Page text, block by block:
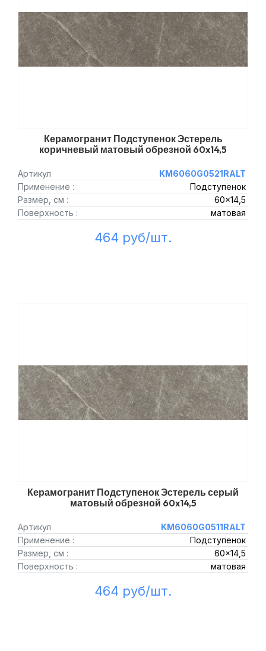
Керамогранит Подступенок Эстерель
коричневый матовый обрезной 60x14,5
Артикул
KM6060G0521RALT
Применение :
Подступенок
Размер, см :
60x14,5
Поверхность :
матовая
464 руб/шт.
Керамогранит Подступенок Эстерель серый
матовый обрезной 60x14,5
Артикул
KM6060G0511RALT
Применение :
Подступенок
Размер, см :
60x14,5
Поверхность :
матовая
464 руб/шт.